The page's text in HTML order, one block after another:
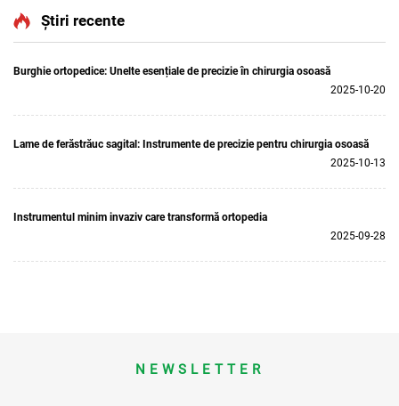
Știri recente
Burghie ortopedice: Unelte esențiale de precizie în chirurgia osoasă
2025-10-20
Lame de ferăstrăuc sagital: Instrumente de precizie pentru chirurgia osoasă
2025-10-13
Instrumentul minim invaziv care transformă ortopedia
2025-09-28
NEWSLETTER